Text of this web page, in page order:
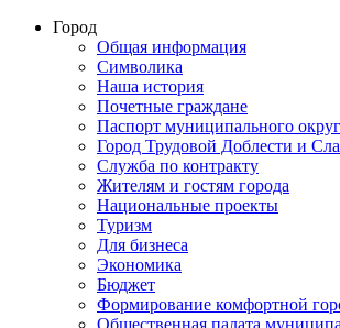
Город
Общая информация
Символика
Наша история
Почетные граждане
Паспорт муниципального
Город Трудовой Доблести и
Служба по контракту
Жителям и гостям города
Национальные проекты
Туризм
Для бизнеса
Экономика
Бюджет
Формирование комфортной
Общественная палата